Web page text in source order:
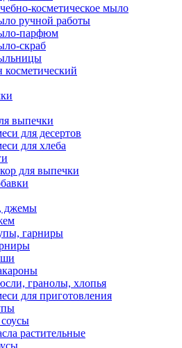
косметическое мыло
ручной работы
парфюм
скраб
выпечки
для десертов
для хлеба
для выпечки
джемы
гарниры
гранолы, хлопья
для приготовления
растительные